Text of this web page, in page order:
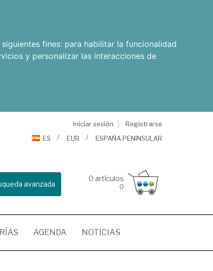
fines: para habilitar la funcionalidad
y personalizar las interacciones de
Iniciar sesión
Registrarse
ES
EUR ESPAÑA PENINSULAR
avanzada
0 artículos
0
AGENDA NOTICIAS